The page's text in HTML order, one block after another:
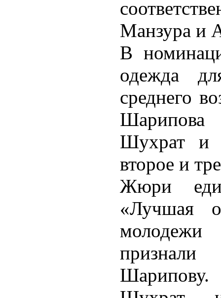
Манзура и
В
одежда
среднего
Шухрат и
второе и
Жюри
«Лучшая
молодежи